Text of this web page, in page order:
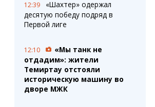
Фото
Видео
Timelapse
12:39
«Шахтер» одержал
десятую победу подряд в
Первой лиге
12:10
«Мы танк не
отдадим»: жители
Темиртау отстояли
историческую машину во
дворе МЖК